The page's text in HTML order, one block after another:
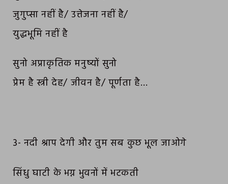
जुगुप्सा नहीं है/ उत्तेजना नहीं है/
युद्धभूमि नहीं है
सुनो अप्राकृतिक मनुष्यों सुनो
प्रेम है स्त्री देह/ जीवन है/ पूर्णता है…
3- नदी श्राप देगी और तुम सब कुछ भूल जाओगे
सिंधु घाटी के भग्न भुवनों में भटकती